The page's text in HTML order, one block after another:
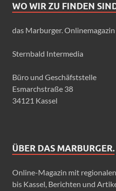
WO WIR ZU FINDEN
das Marburger. Onlinemagazin
Sternbald Intermedia
Büro und Geschäfststelle
Esmarchstraße 38
34121 Kassel
ÜBER DAS MARBURGER.
Online-Magazin mit
bis Kassel, Berichten und